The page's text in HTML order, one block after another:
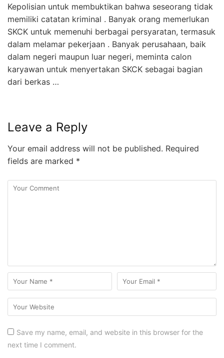
Kepolisian untuk membuktikan bahwa seseorang tidak
memiliki catatan kriminal . Banyak orang memerlukan
SKCK untuk memenuhi berbagai persyaratan, termasuk
dalam melamar pekerjaan . Banyak perusahaan, baik
dalam negeri maupun luar negeri, meminta calon
karyawan untuk menyertakan SKCK sebagai bagian
dari berkas …
Leave a Reply
Your email address will not be published. Required
fields are marked *
Save my name, email, and website in this browser for the
next time I comment.